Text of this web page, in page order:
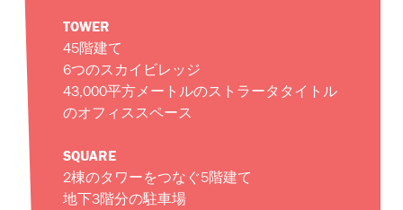
TOWER
45階建て
6つのスカイビレッジ
43,000平方メートルのストラータタイトル
のオフィススペース
SQUARE
2棟のタワーをつなぐ5階建て
地下3階分の駐車場